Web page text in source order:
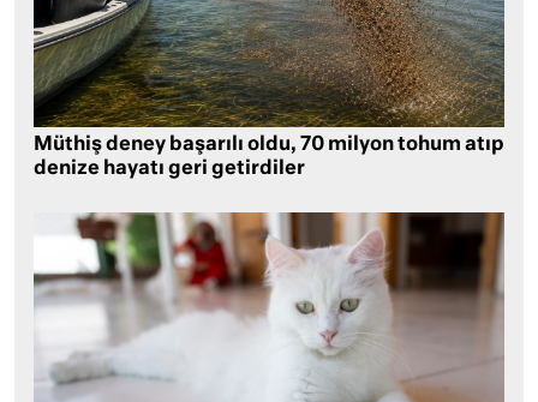
Müthiş deney başarılı oldu, 70 milyon tohum atıp
denize hayatı geri getirdiler